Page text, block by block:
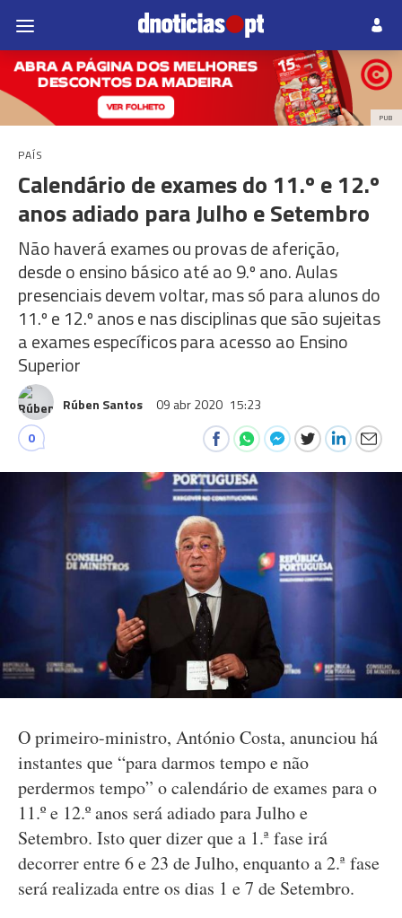
PUB
PAÍS
Calendário de exames do 11.º e 12.º
anos adiado para Julho e Setembro
Não haverá exames ou provas de aferição,
desde o ensino básico até ao 9.º ano. Aulas
presenciais devem voltar, mas só para alunos do
11.º e 12.º anos e nas disciplinas que são sujeitas
a exames específicos para acesso ao Ensino
Superior
Rúben Santos 09 abr 2020 15:23
0
O primeiro-ministro, António Costa, anunciou há
instantes que “para darmos tempo e não
perdermos tempo” o calendário de exames para o
11.º e 12.º anos será adiado para Julho e
Setembro. Isto quer dizer que a 1.ª fase irá
decorrer entre 6 e 23 de Julho, enquanto a 2.ª fase
será realizada entre os dias 1 e 7 de Setembro.